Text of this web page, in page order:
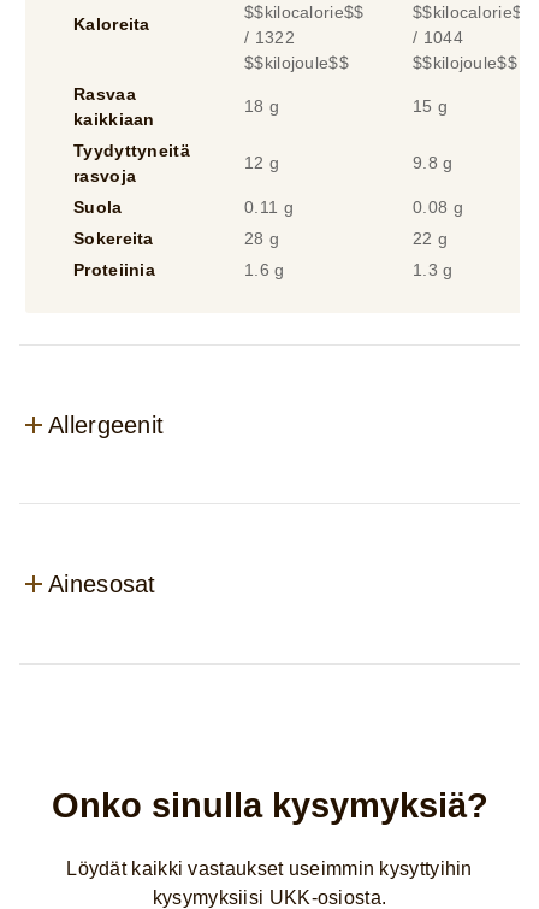
Kaloreita
$$kilocalorie$$
/ 1322
$$kilojoule$$
$$kilocalorie$$
/ 1044
$$kilojoule$$
Rasvaa
kaikkiaan
18 g 15 g
Tyydyttyneitä
rasvoja
12 g 9.8 g
Suola 0.11 g
0.08 g
Sokereita
28 g
22 g
Proteiinia
1.6 g 1.3 g
Allergeenit
Ainesosat
Onko sinulla kysymyksiä?
Löydät kaikki vastaukset useimmin kysyttyihin
kysymyksiisi UKK-osiosta.